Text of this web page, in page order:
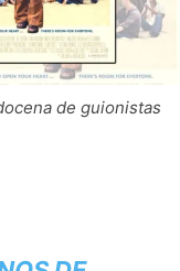
de guionistas